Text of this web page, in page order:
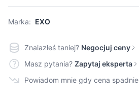
Marka: EXO
Znalazłeś taniej? Negocjuj ceny
Masz pytania? Zapytaj eksperta
Powiadom mnie gdy cena spadnie